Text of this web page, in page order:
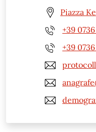
Piazza
+39
+39